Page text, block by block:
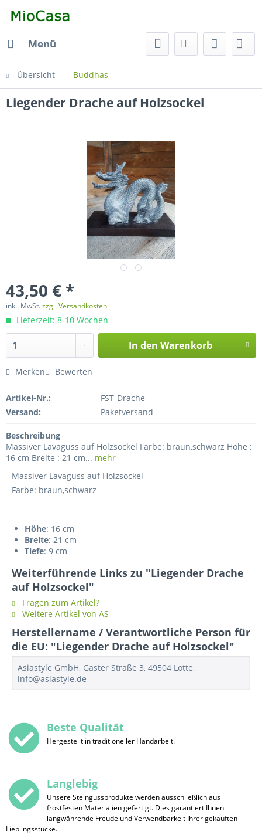
Menü
Übersicht Buddhas
Liegender Drache auf Holzsockel
43,50 € *
inkl. MwSt.zzgl. Versandkosten
Lieferzeit: 8-10 Wochen
In den Warenkorb
Merken Bewerten
Artikel-Nr.:
FST-Drache
Versand:
Paketversand
Beschreibung
Massiver Lavaguss auf Holzsockel Farbe: braun,schwarz Höhe :
16 cm Breite : 21 cm... mehr
Massiver Lavaguss auf Holzsockel
Farbe: braun,schwarz
Höhe: 16 cm
Breite: 21 cm
Tiefe: 9 cm
Weiterführende Links zu "Liegender Drache
auf Holzsockel"
Fragen zum Artikel?
Weitere Artikel von AS
Herstellername / Verantwortliche Person für
die EU: "Liegender Drache auf Holzsockel"
Asiastyle GmbH, Gaster Straße 3, 49504 Lotte,
info@asiastyle.de
Beste Qualität
Hergestellt in traditioneller Handarbeit.
Langlebig
Unsere Steingussprodukte werden ausschließlich aus
frostfesten Materialien gefertigt. Dies garantiert Ihnen
langwährende Freude und Verwendbarkeit Ihrer gekauften
Lieblingsstücke.